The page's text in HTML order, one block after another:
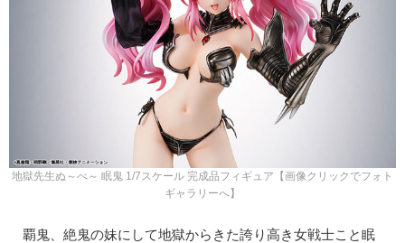
地獄先生ぬ～べ～ 眠鬼 1/7スケール 完成品フィギュア【画像クリックでフォト
ギャラリーへ】
覇鬼、絶鬼の妹にして地獄からきた誇り高き女戦士こと眠